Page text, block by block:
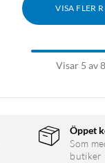
VISA FLER
Visar 5 av
Öppet
Som
butiker